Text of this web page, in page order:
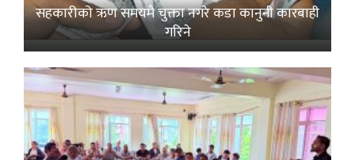
सहकारीको ऋण समयमै चुक्ता नगरे कडा कानुनी कारबाही
गरिने